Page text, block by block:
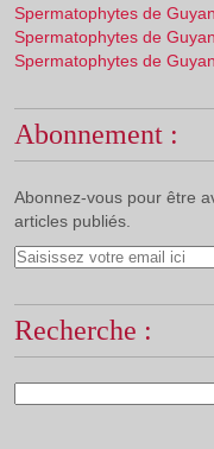
Spermatophytes de
Spermatophytes de
Spermatophytes de
Abonnement :
Abonnez-vous pour être
articles publiés.
Recherche :